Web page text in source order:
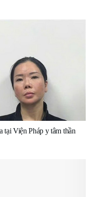
tại Viện Pháp y tâm thần